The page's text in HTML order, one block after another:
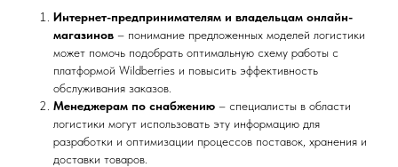
Интернет-предпринимателям и владельцам онлайн-
магазинов – понимание предложенных моделей логистики
может помочь подобрать оптимальную схему работы с
платформой Wildberries и повысить эффективность
обслуживания заказов.
Менеджерам по снабжению – специалисты в области
логистики могут использовать эту информацию для
разработки и оптимизации процессов поставок, хранения и
доставки товаров.